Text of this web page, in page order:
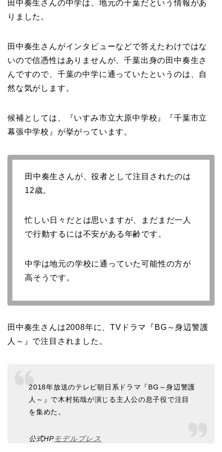
田中奏生さんの中学は、地元の千葉だという情報があ
りました。
田中奏生さんがインタビューなどで答えたわけではな
いので信憑性はありませんが、千葉出身の田中奏生さ
んですので、千葉の中学に通っていたというのは、自
然な気がします。
候補としては、『いすみ市立大原中学校』『千葉市立
幕張中学校』が挙がっています。
田中奏生さんが、役者として注目されたのは
12歳。
忙しい日々だとは思いますが、まだまだ一人
で行動するには不安がある年齢です。
中学は地元の学校に通っていた可能性の方が
高そうです。
田中奏生さんは2008年に、TVドラマ『BG～身辺警護
人～』で注目されました。
2018年放送のテレビ朝日系ドラマ『BG～身辺警護
人～』で木村拓哉が演じる主人公の息子役で注目
を集めた。
公式HPモデルプレス